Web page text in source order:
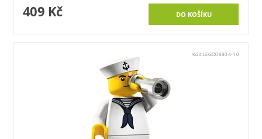
409 Kč
Kód:LEGO08804-10